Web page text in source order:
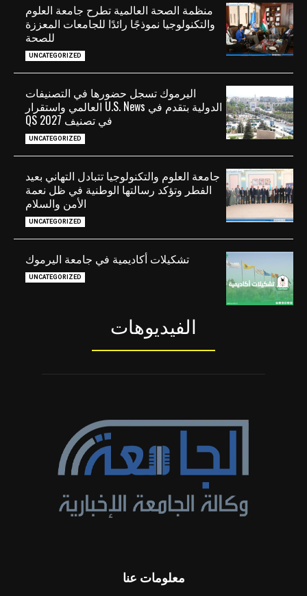
منظمة الصحة العالمية تطرح جامعة العلوم
والتكنولوجيا نموذجًا رائدًا للجامعات المعززة
للصحة
UNCATEGORIZED
اليرموك تسجل حضورها في التصنيفات
الدولية بتقدم في U.S. News العالمي واستقرار
في تصنيف QS 2027
UNCATEGORIZED
جامعة العلوم والتكنولوجيا تتبادل التهاني بعيد
الفطر وتؤكد رسالتها الوطنية في ظل نعمة
الأمن والسلام
UNCATEGORIZED
تشكيلات أكاديمية في جامعة اليرموك
UNCATEGORIZED
الفيديوهات
معلومات عنا